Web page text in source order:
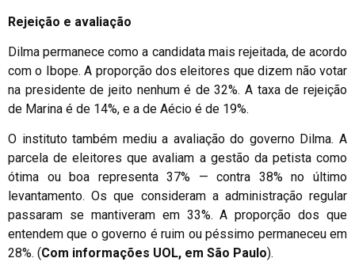
Rejeição e avaliação
Dilma permanece como a candidata mais rejeitada, de acordo
com o Ibope. A proporção dos eleitores que dizem não votar
na presidente de jeito nenhum é de 32%. A taxa de rejeição
de Marina é de 14%, e a de Aécio é de 19%.
O instituto também mediu a avaliação do governo Dilma. A
parcela de eleitores que avaliam a gestão da petista como
ótima ou boa representa 37% — contra 38% no último
levantamento. Os que consideram a administração regular
passaram se mantiveram em 33%. A proporção dos que
entendem que o governo é ruim ou péssimo permaneceu em
28%. (Com informações UOL, em São Paulo).